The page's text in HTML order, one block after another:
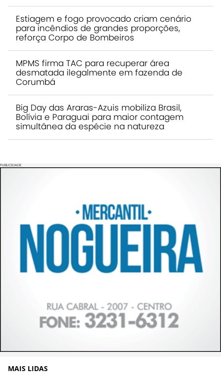
Estiagem e fogo provocado criam cenário
para incêndios de grandes proporções,
reforça Corpo de Bombeiros
MPMS firma TAC para recuperar área
desmatada ilegalmente em fazenda de
Corumbá
Big Day das Araras-Azuis mobiliza Brasil,
Bolívia e Paraguai para maior contagem
simultânea da espécie na natureza
PUBLICIDADE
MAIS LIDAS